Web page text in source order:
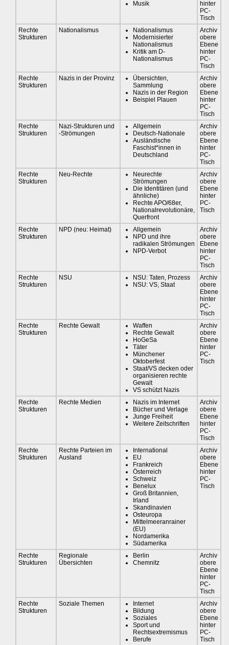
Musik
hinter
PC-
Tisch
Rechte
Strukturen
Nationalismus
Nationalismus
Modernisierter
Nationalismus
Kritik am D-
Nationalismus
Archiv
obere
Ebene
hinter
PC-
Tisch
Rechte
Strukturen
Nazis in der Provinz
Übersichten,
Sammlung
Nazis in der Region
Beispiel Plauen
Archiv
obere
Ebene
hinter
PC-
Tisch
Rechte
Strukturen
Nazi-Strukturen und
-Strömungen
Allgemein
Deutsch-Nationale
Ausländische
Faschist*innen in
Deutschland
Archiv
obere
Ebene
hinter
PC-
Tisch
Rechte
Strukturen
Neu-Rechte
Neurechte
Strömungen
Die Identitären (und
ähnliche)
Rechte APO/68er,
Nationalrevolutionäre,
Querfront
Archiv
obere
Ebene
hinter
PC-
Tisch
Rechte
Strukturen
NPD (neu: Heimat)
Allgemein
NPD und ihre
radikalen Strömungen
NPD-Verbot
Archiv
obere
Ebene
hinter
PC-
Tisch
Rechte
Strukturen
NSU
NSU: Taten, Prozess
NSU: VS, Staat
Archiv
obere
Ebene
hinter
PC-
Tisch
Rechte
Strukturen
Rechte Gewalt
Waffen
Rechte Gewalt
HoGeSa
Täter
Münchener
Oktoberfest
Staat/VS decken oder
organisieren rechte
Gewalt
VS schützt Nazis
Archiv
obere
Ebene
hinter
PC-
Tisch
Rechte
Strukturen
Rechte Medien
Nazis im Internet
Bücher und Verlage
Junge Freiheit
Weitere Zeitschriften
Archiv
obere
Ebene
hinter
PC-
Tisch
Rechte
Strukturen
Rechte Parteien im
Ausland
International
EU
Frankreich
Österreich
Schweiz
Benelux
Groß Britannien,
Irland
Skandinavien
Osteuropa
Mittelmeeranrainer
(EU)
Nordamerika
Südamerika
Archiv
obere
Ebene
hinter
PC-
Tisch
Rechte
Strukturen
Regionale
Übersichten
Berlin
Chemnitz
Archiv
obere
Ebene
hinter
PC-
Tisch
Rechte
Strukturen
Soziale Themen
Internet
Bildung
Soziales
Sport und
Rechtsextremismus
Berufe
Archiv
obere
Ebene
hinter
PC-
Tisch